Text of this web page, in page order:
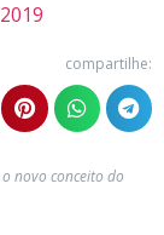
compartilhe:
novo conceito do